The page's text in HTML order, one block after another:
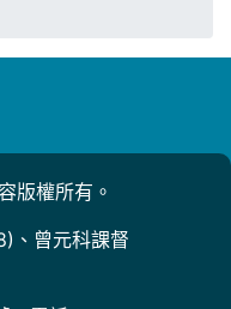
版權所有。
、曾元科課督